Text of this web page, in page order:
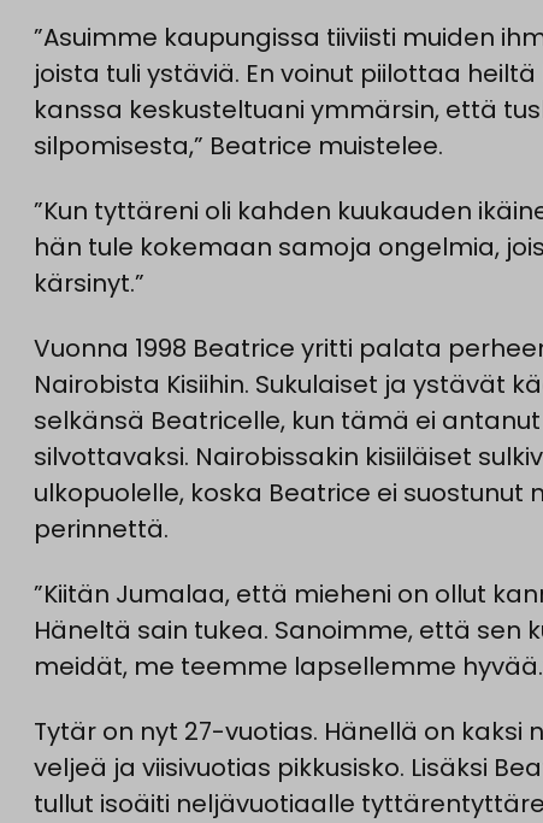
”Asuimme kaupungissa tiiviisti muiden
joista tuli ystäviä. En voinut piilottaa heiltä
kanssa keskusteltuani ymmärsin, että
silpomisesta,” Beatrice muistelee.
”Kun tyttäreni oli kahden kuukauden
hän tule kokemaan samoja ongelmia,
kärsinyt.”
Vuonna 1998 Beatrice yritti palata
Nairobista Kisiihin. Sukulaiset ja ystävät
selkänsä Beatricelle, kun tämä ei
silvottavaksi. Nairobissakin kisiiläiset
ulkopuolelle, koska Beatrice ei
perinnettä.
”Kiitän Jumalaa, että mieheni on ollut
Häneltä sain tukea. Sanoimme, että sen
meidät, me teemme lapsellemme
Tytär on nyt 27-vuotias. Hänellä on kaksi
veljeä ja viisivuotias pikkusisko. Lisäksi
tullut isoäiti neljävuotiaalle